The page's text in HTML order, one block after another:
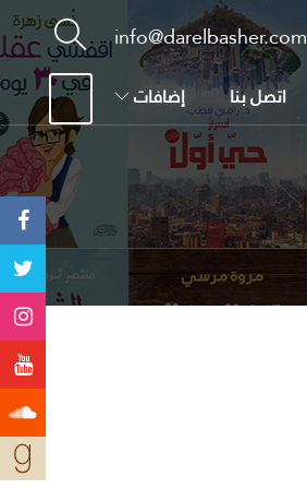
info@darelbasher.com
اتصل بنا إضافات